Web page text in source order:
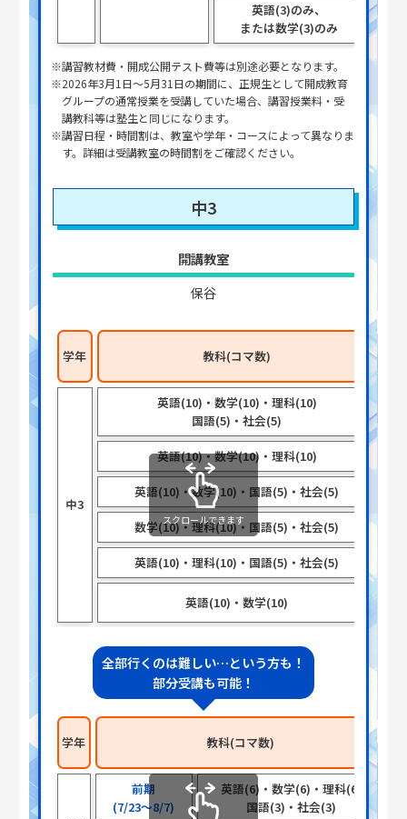
英語(3)のみ、
または数学(3)のみ
※講習教材費・開成公開テスト費等は別途必要となります。
※2026年3月1日～5月31日の期間に、正規生として開成教育
グループの通常授業を受講していた場合、講習授業料・受
講教科等は塾生と同じになります。
※講習日程・時間割は、教室や学年・コースによって異なりま
す。詳細は受講教室の時間割をご確認ください。
中3
開講教室
保谷
学年 教科(コマ数)
中3
英語(10)・数学(10)・理科(10)
国語(5)・社会(5)
英語(10)・数学(10)・理科(10)
英語(10)・数学(10)・国語(5)・社会(5)
数学(10)・理科(10)・国語(5)・社会(5)
英語(10)・理科(10)・国語(5)・社会(5)
英語(10)・数学(10)
スクロールできます
全部行くのは難しい…という方も！
部分受講も可能！
学年 教科(コマ数)
前期
(7/23～8/7)
英語(6)・数学(6)・理科(6)
国語(3)・社会(3)